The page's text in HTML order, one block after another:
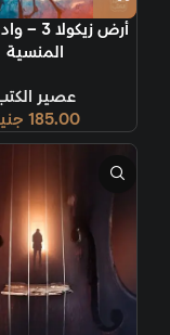
أرض
المنسية
عصير
185.00